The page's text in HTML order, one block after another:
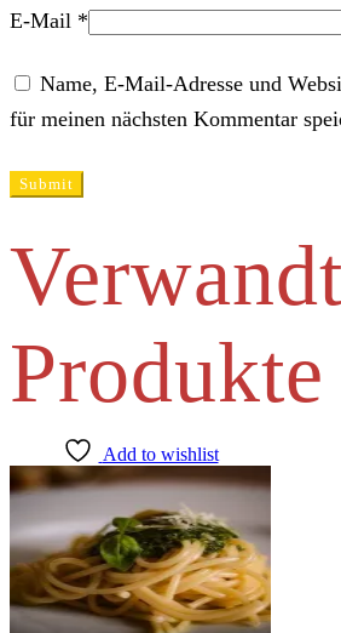
E-Mail *
Name, E-Mail-Adresse und
für meinen nächsten Kommentar
Produkte
Add to wishlist